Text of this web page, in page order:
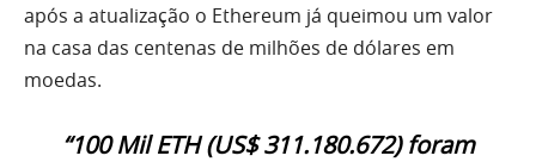
após a atualização o Ethereum já queimou um valor
na casa das centenas de milhões de dólares em
moedas.
“100 Mil ETH (US$ 311.180.672) foram